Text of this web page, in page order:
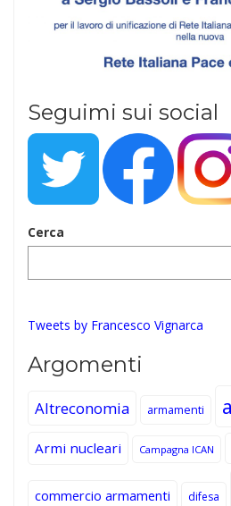
Seguimi sui social
Cerca
Tweets by Francesco Vignarca
Argomenti
Altreconomia armamenti
Armi nucleari Campagna ICAN
commercio armamenti difesa